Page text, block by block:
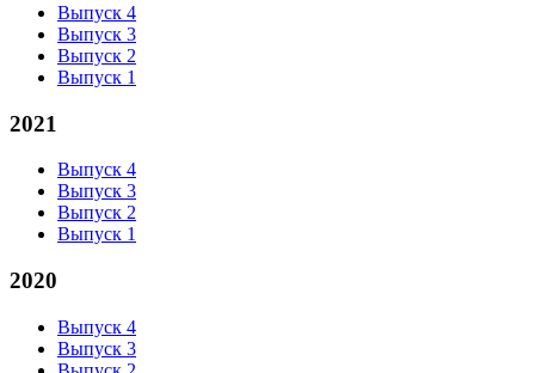
Выпуск 4
Выпуск 3
Выпуск 2
Выпуск 1
2021
Выпуск 4
Выпуск 3
Выпуск 2
Выпуск 1
2020
Выпуск 4
Выпуск 3